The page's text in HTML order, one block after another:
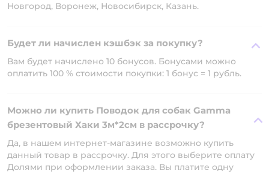
Новгород, Воронеж, Новосибирск, Казань.
Будет ли начислен кэшбэк за покупку?
Вам будет начислено 10 бонусов. Бонусами можно
оплатить 100 % стоимости покупки: 1 бонус = 1 рубль.
Можно ли купить Поводок для собак Gamma
брезентовый Хаки 3м*2см в рассрочку?
Да, в нашем интернет-магазине возможно купить
данный товар в рассрочку. Для этого выберите оплату
Долями при оформлении заказа. Вы платите одну